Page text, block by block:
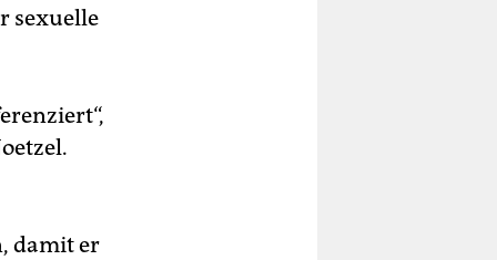
sexuelle
damit er